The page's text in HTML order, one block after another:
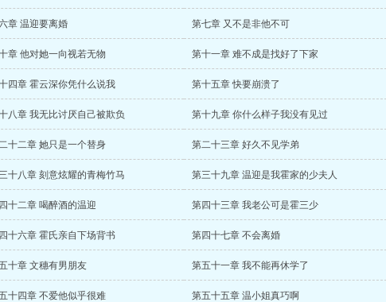
章 温迎要离婚 第七章 又不是非他不可
章 他对她一向视若无物 第十一章 难不成是找好了下家
四章 霍云深你凭什么说我 第十五章 快要崩溃了
八章 我无比讨厌自己被欺负 第十九章 你什么样子我没有见过
十二章 她只是一个替身 第二十三章 好久不见学弟
十八章 刻意炫耀的青梅竹马 第三十九章 温迎是我霍家的少夫人
十二章 喝醉酒的温迎 第四十三章 我老公可是霍三少
十六章 霍氏亲自下场背书 第四十七章 不会离婚
十章 文穗有男朋友 第五十一章 我不能再休学了
十四章 不爱他似乎很难 第五十五章 温小姐真巧啊